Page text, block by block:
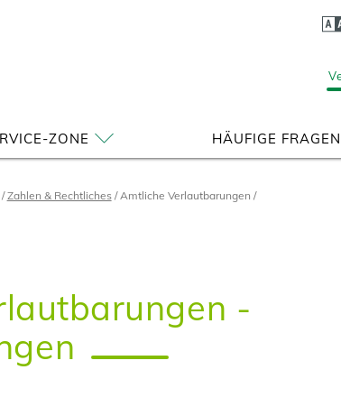
ZONE HÄUFIGE
Zahlen & Rechtliches Amtliche Verlautbarungen
-